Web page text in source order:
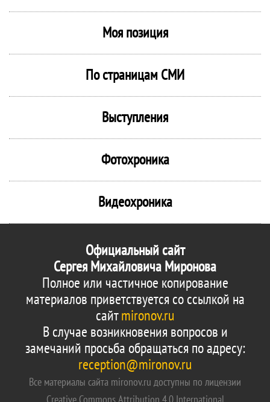
Моя позиция
По страницам СМИ
Выступления
Фотохроника
Видеохроника
Официальный сайт
Сергея Михайловича Миронова
Полное или частичное копирование
материалов приветствуется со ссылкой на
сайтmironov.ru
В случае возникновения вопросов и
замечаний просьба обращаться по адресу:
reception@mironov.ru
Все материалы сайта mironov.ru доступны по лицензии
Creative Commons Attribution 4.0 International